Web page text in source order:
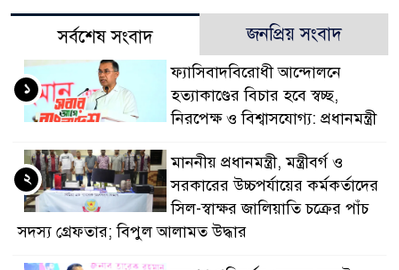
সর্বশেষ সংবাদ জনপ্রিয় সংবাদ
ফ্যাসিবাদবিরোধী আন্দোলনে
হত্যাকাণ্ডের বিচার হবে স্বচ্ছ,
নিরপেক্ষ ও বিশ্বাসযোগ্য: প্রধানমন্ত্রী
১
মাননীয় প্রধানমন্ত্রী, মন্ত্রীবর্গ ও
সরকারের উচ্চপর্যায়ের কর্মকর্তাদের
সিল-স্বাক্ষর জালিয়াতি চক্রের পাঁচ
সদস্য গ্রেফতার; বিপুল আলামত উদ্ধার
২